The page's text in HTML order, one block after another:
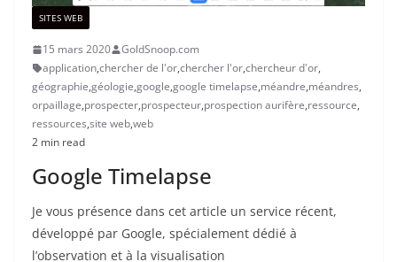
SITES WEB
15 mars 2020
GoldSnoop.com
application,chercher de l'or,chercher l'or,chercheur d'or,
géographie,géologie,google,google timelapse,méandre,méandres,
orpaillage,prospecter,prospecteur,prospection aurifère,ressource,
ressources,site web,web
2 min read
Google Timelapse
Je vous présence dans cet article un service récent,
développé par Google, spécialement dédié à
l’observation et à la visualisation